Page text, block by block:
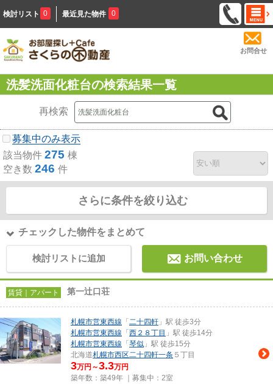
検討リスト 0 最近見た物件 0
お問合せ
洗髪洗面化粧台の検索結果一覧
再検索
募集中のみ表示
該当物件 275 棟
空き数 246 件
さらに条件を絞り込む
チェックした物件をまとめて
検討リストに追加 お問い合わせ
賃貸｜アパート 第一辻口荘
札幌市営東西線 「 二十四軒 」駅 徒歩3分
札幌市営東西線 「 西２８丁目 」駅 徒歩14分
札幌市営東西線 「 琴似 」駅 徒歩15分
北海道札幌市西区二十四軒一条 ５丁目
3万円～3.3万円
築年数：築49年 ｜募集中： 2室